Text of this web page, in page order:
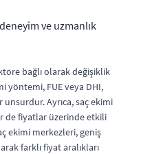
ve uzmanlık
bağlı olarak değişiklik
yöntemi, FUE veya DHI,
Ayrıca, saç ekimi
de fiyatlar üzerinde etkili
ekimi merkezleri, geniş
farklı fiyat aralıkları